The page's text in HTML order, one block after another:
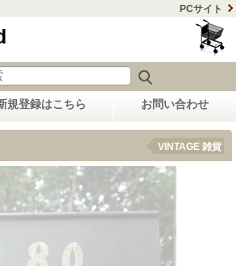
PCサイト
規登録はこちら お問い合わせ
VINTAGE 雑貨